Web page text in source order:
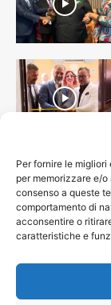
Per fornire le
per memorizzare e/
consenso a queste
comportamento di
acconsentire o
caratteristiche e
Cronaca
Attualità
top
News
Cultura